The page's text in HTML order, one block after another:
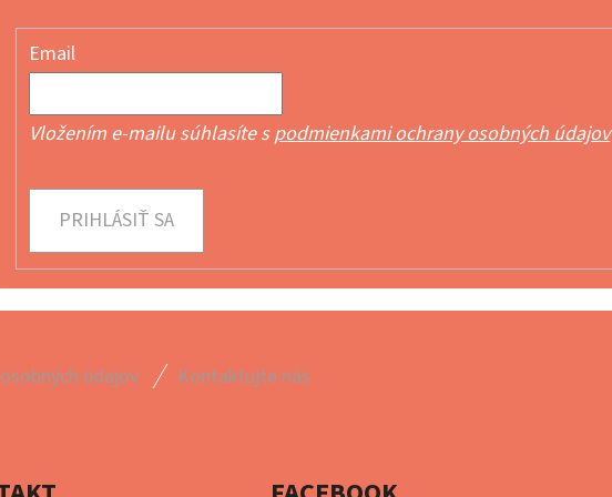
Email
Vložením e-mailu súhlasíte spodmienkami ochrany osobných údajov
PRIHLÁSIŤ SA
údajov Kontaktujte nás